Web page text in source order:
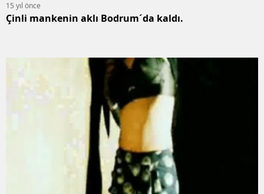
15 yıl önce
Çinli mankenin aklı Bodrum´da kaldı.